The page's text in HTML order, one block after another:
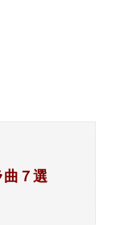
７選